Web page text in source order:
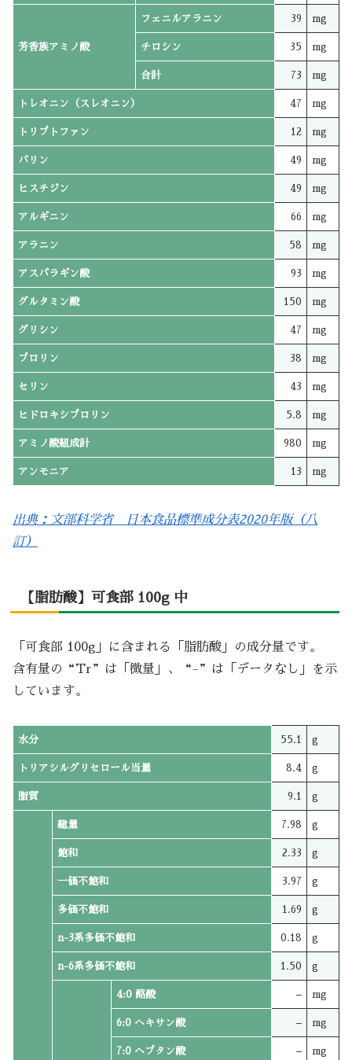
芳香族アミノ酸
フェニルアラニン 39 mg
チロシン 35 mg
合計 73 mg
トレオニン（スレオニン） 47 mg
トリプトファン 12 mg
バリン 49 mg
ヒスチジン 49 mg
アルギニン 66 mg
アラニン 58 mg
アスパラギン酸 93 mg
グルタミン酸 150 mg
グリシン 47 mg
プロリン 38 mg
セリン 43 mg
ヒドロキシプロリン 5.8 mg
アミノ酸組成計 980 mg
アンモニア 13 mg
出典：文部科学省 日本食品標準成分表2020年版（八
訂）
【脂肪酸】可食部 100g 中
「可食部 100g」に含まれる「脂肪酸」の成分量です。
含有量の“Tr”は「微量」、“-”は「データなし」を示
しています。
水分 55.1 g
トリアシルグリセロール当量 8.4 g
脂質 9.1 g
総量 7.98 g
飽和 2.33 g
一価不飽和 3.97 g
多価不飽和 1.69 g
n-3系多価不飽和 0.18 g
n-6系多価不飽和 1.50 g
4:0 酪酸 – mg
6:0 ヘキサン酸 – mg
7:0 ヘプタン酸 – mg